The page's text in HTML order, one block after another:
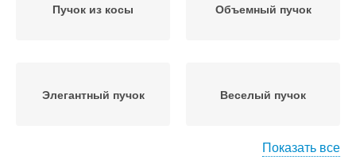
Пучок из косы Объемный пучок
Элегантный пучок Веселый пучок
Показать все